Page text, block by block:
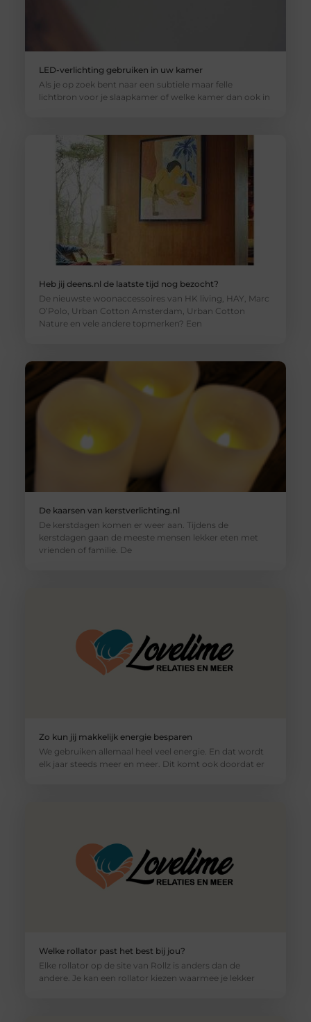
LED-verlichting gebruiken in uw kamer
Als je op zoek bent naar een subtiele maar felle
lichtbron voor je slaapkamer of welke kamer dan ook in
Heb jij deens.nl de laatste tijd nog bezocht?
De nieuwste woonaccessoires van HK living, HAY, Marc
O’Polo, Urban Cotton Amsterdam, Urban Cotton
Nature en vele andere topmerken? Een
De kaarsen van kerstverlichting.nl
De kerstdagen komen er weer aan. Tijdens de
kerstdagen gaan de meeste mensen lekker eten met
vrienden of familie. De
Zo kun jij makkelijk energie besparen
We gebruiken allemaal heel veel energie. En dat wordt
elk jaar steeds meer en meer. Dit komt ook doordat er
Welke rollator past het best bij jou?
Elke rollator op de site van Rollz is anders dan de
andere. Je kan een rollator kiezen waarmee je lekker